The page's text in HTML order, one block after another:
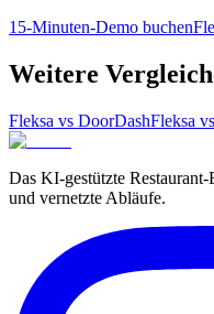
15-Minuten-Demo buchen
Weitere
Fleksa vs DoorDashFleksa vs
Das KI-gestützte
und vernetzte Abläufe.